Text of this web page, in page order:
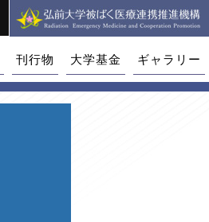
刊行物 大学基金 ギャラリー